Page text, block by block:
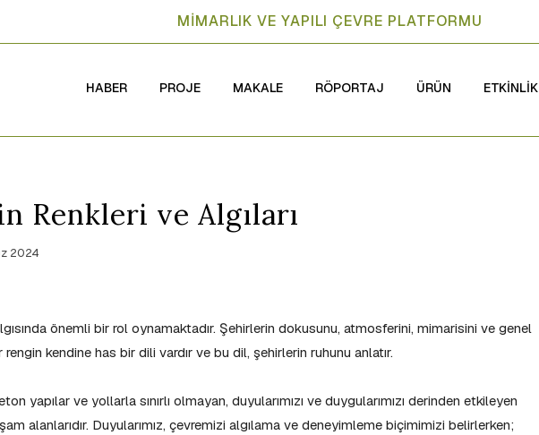
MİMARLIK VE YAPILI ÇEVRE PLATFORMU
HABER PROJE MAKALE RÖPORTAJ ÜRÜN ETKİNLİK
Renkleri ve Algıları
2024
önemli bir rol oynamaktadır. Şehirlerin dokusunu, atmosferini, mimarisini ve genel
kendine has bir dili vardır ve bu dil, şehirlerin ruhunu anlatır.
yapılar ve yollarla sınırlı olmayan, duyularımızı ve duygularımızı derinden etkileyen
alanlarıdır. Duyularımız, çevremizi algılama ve deneyimleme biçimimizi belirlerken;